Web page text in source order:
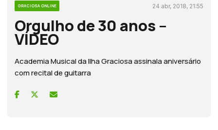
GRACIOSA ONLINE 24 abr, 2018, 21:55
Orgulho de 30 anos –
VÍDEO
Academia Musical da Ilha Graciosa assinala aniversário
com recital de guitarra